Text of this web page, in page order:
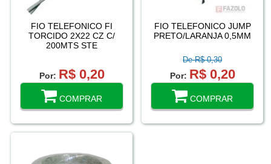
FIO TELEFONICO FI
TORCIDO 2X22 CZ C/
200MTS STE
Por: R$ 0,20
COMPRAR
FIO TELEFONICO JUMP
PRETO/LARANJA 0,5MM
De R$ 0,30
Por: R$ 0,20
COMPRAR